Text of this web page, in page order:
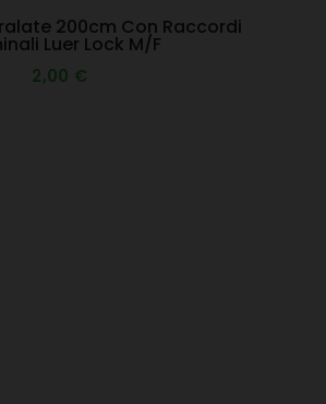
200cm Con Raccordi
Luer Lock M/F
2,00 €